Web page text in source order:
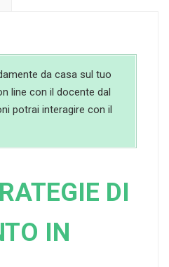
da casa sul tuo
line con il docente dal
potrai interagire con il
DI
IN